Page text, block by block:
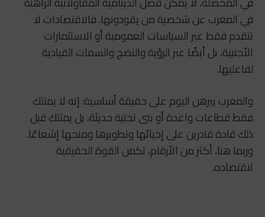
في المغرب عن شخصية من يقودونها. فالاقتصادات لا
تتقدم فقط عبر السياسات العمومية أو الاستثمارات
الأجنبية، بل أيضًا عبر الرؤية والنضج والسمات القيادية
لفاعليها.
والمغرب يبرهن اليوم على حقيقة أساسية: إنه لا يمتلك
فقط قطاعات واعدة أو بنى تحتية حديثة، بل يمتلك قبل
ذلك قادة قادرين على إحيائها وتطويرها ومنحها إشعاعًا.
وربما هنا، أكثر من الأرقام، تكمن القوة الحقيقية
لاقتصاده.